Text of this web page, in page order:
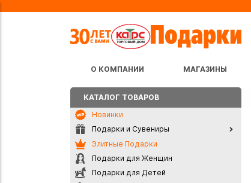
О КОМПАНИИ МАГАЗИНЫ
КАТАЛОГ ТОВАРОВ
Новинки
Подарки и Сувениры
Элитные Подарки
Подарки для Женщин
Подарки для Детей